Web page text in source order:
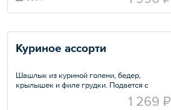
Общий вес – 500 г
Куриное ассорти
Шашлык из куриной голени, бедер,
крылышек и филе грудки. Подается с
1 269 ₽